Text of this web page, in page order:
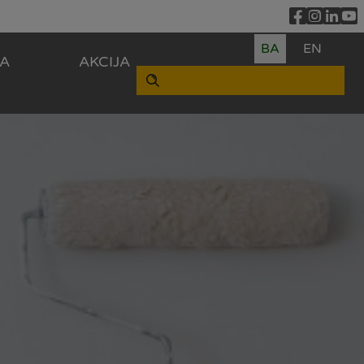
AKCIJA
BA EN